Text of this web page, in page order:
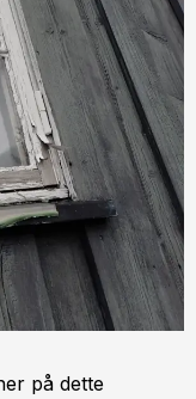
på dette